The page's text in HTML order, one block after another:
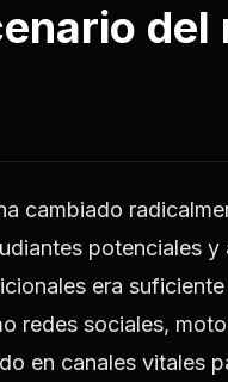
cambiado
potenciales
era
redes sociales,
en canales vitales